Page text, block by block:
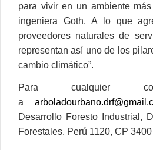
para vivir en un ambiente
ingeniera Goth. A lo que
proveedores naturales de
representan así uno de los
cambio climático”.
Para cualquier
a
Desarrollo Foresto Industrial,
Forestales. Perú 1120, CP